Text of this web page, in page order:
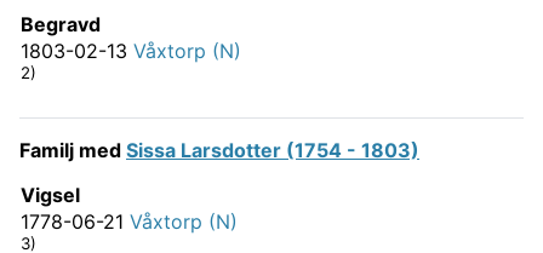
Begravd
1803-02-13 Våxtorp (N)
2)
Familj med Sissa Larsdotter (1754 - 1803)
Vigsel
1778-06-21 Våxtorp (N)
3)